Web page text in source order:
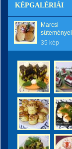
KÉPGALÉRIÁI
Marcsi
süteményei
35 kép